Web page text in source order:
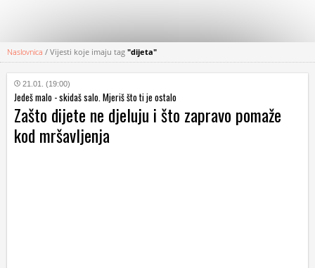
KATEGORIJE
HRVATSKI
WEB
Naslovnica / Vijesti koje imaju tag "dijeta"
21.01. (19:00)
Jedeš malo - skidaš salo. Mjeriš što ti je ostalo
Zašto dijete ne djeluju i što zapravo pomaže
kod mršavljenja